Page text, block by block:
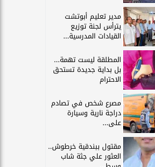
مدير تعليم أبوتشت
يترأس لجنة توزيع
القيادات المدرسية...
المطلقة ليست تهمة...
بل بداية جديدة تستحق
الاحترام
مصرع شخص في تصادم
دراجة نارية وسيارة
على...
مقتول ببندقية خرطوش..
العثور علي جثة شاب